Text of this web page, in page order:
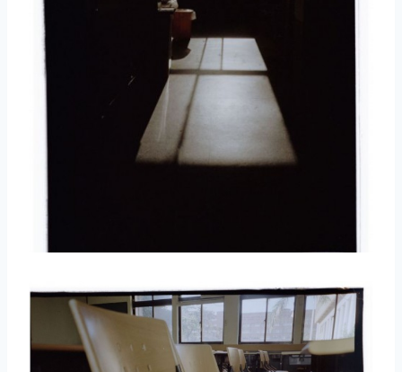
搜索